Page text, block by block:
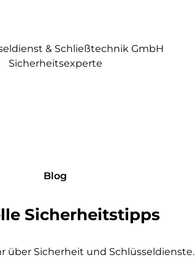
& Schließtechnik GmbH
Sicherheitsexperte
Blog
Sicherheitstipps
über Sicherheit und Schlüsseldienste.